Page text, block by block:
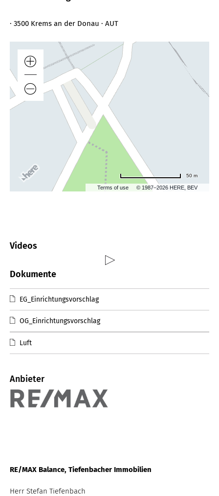
· 3500 Krems an der Donau · AUT
Terms of use © 1987–2026 HERE, BEV
50 m
Videos
Dokumente
EG_Einrichtungsvorschlag
OG_Einrichtungsvorschlag
Luft
Anbieter
RE/MAX Balance, Tiefenbacher Immobilien
Herr Stefan Tiefenbach